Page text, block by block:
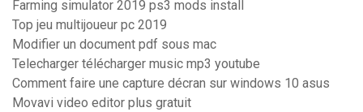
Farming simulator 2019 ps3 mods install
Top jeu multijoueur pc 2019
Modifier un document pdf sous mac
Telecharger télécharger music mp3 youtube
Comment faire une capture décran sur windows 10 asus
Movavi video editor plus gratuit